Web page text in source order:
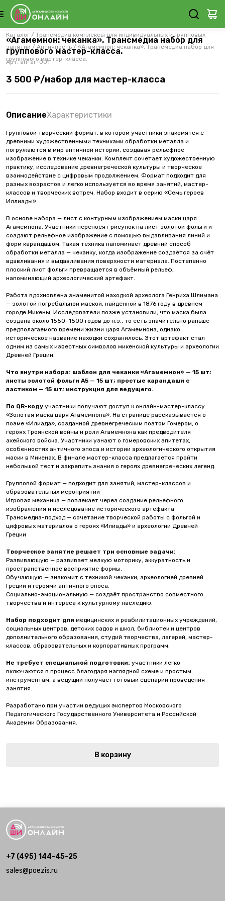
Каталог / Трансмедиа комплексы для индивидуальных и групповых
занятий / Античность / «Агамемнон: чеканка». Трансмедиа набор для
группового мастер-класса.
«Агамемнон: чеканка». Трансмедиа набор для
группового мастер-класса.
Арт.ан-аг-001
3 500 ₽/набор для мастер-класса
ОписаниеХарактеристики
Групповой творческий формат, в котором участники знакомятся с
древними художественными техниками обработки металла и
погружаются в мир античной истории, создавая рельефное
изображение в технике чеканки. Комплект сочетает художественную
практику, исследование древнегреческой культуры и творческое
взаимодействие с цифровым продолжением. Формат подходит для
разных возрастов и легко используется во время занятий, мастер-
классов и творческих встреч. Набор входит в серию «Семь героев
Иллиады».
В основе набора — лист с контурным изображением маски царя
Агамемнона. Участники переносят рисунок на лист золотой фольги и
создают рельефное изображение с помощью выдавливания линий и
форм карандашом. Такая техника напоминает древний способ
обработки металла — чеканку, когда изображение создаётся за счёт
вдавливания и выдавливания поверхности материала. Постепенно
плоский лист фольги превращается в объёмный рельеф,
напоминающий археологический артефакт.
Работа вдохновлена знаменитой находкой археолога Генриха Шлимана
— золотой погребальной маской, найденной в 1876 году в древнем
городе Микены. Исследователи позже установили, что маска была
создана около 1550–1500 годов до н.э., то есть значительно раньше
предполагаемого времени жизни царя Агамемнона, однако
историческое название находки сохранилось. Этот артефакт стал
одним из самых известных символов микенской культуры и археологии
Древней Греции.
Что внутри набора: шаблон для чеканки «Агамемнон» — 15 шт;
листы золотой фольги А5 — 15 шт; простые карандаши с
ластиком — 15 шт; инструкция для ведущего.
По QR-коду участники получают доступ к онлайн-мастер-классу
«Золотая маска царя Агамемнона». На странице рассказывается о
поэме «Илиада», созданной древнегреческим поэтом Гомером, о
героях Троянской войны и роли Агамемнона как предводителя
ахейского войска. Участники узнают о гомеровских эпитетах,
особенностях античного эпоса и истории археологического открытия
маски в Микенах. В финале мастер-класса предлагается пройти
небольшой тест и закрепить знания о героях древнегреческих легенд.
Групповой формат — подходит для занятий, мастер-классов и
образовательных мероприятий
Игровая механика — вовлекает через создание рельефного
изображения и исследование исторического артефакта
Трансмедиа-подход — сочетание творческой работы с фольгой и
цифровых материалов о героях «Илиады» и археологии Древней
Греции
Творческое занятие решает три основные задачи:
Развивающую — развивает мелкую моторику, аккуратность и
пространственное восприятие формы.
Обучающую — знакомит с техникой чеканки, археологией древней
Греции и героями античного эпоса.
Социально-эмоциональную — создаёт пространство совместного
творчества и интереса к культурному наследию.
Набор подходит для медицинских и реабилитационных учреждений,
социальных центров, детских садов и школ, библиотек и центров
дополнительного образования, студий творчества, лагерей, мастер-
классов, образовательных и корпоративных программ.
Не требует специальной подготовки: участники легко
включаются в процесс благодаря наглядной схеме и простым
инструментам, а ведущий получает готовый сценарий проведения
занятия.
Разработано при участии ведущих экспертов Московского
Педагогического Государственного Университета и Российской
Академии Образования.
В корзину
+7 (495) 144-45-25
sales@poezis.ru